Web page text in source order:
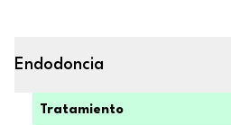
Endodoncia
Tratamiento